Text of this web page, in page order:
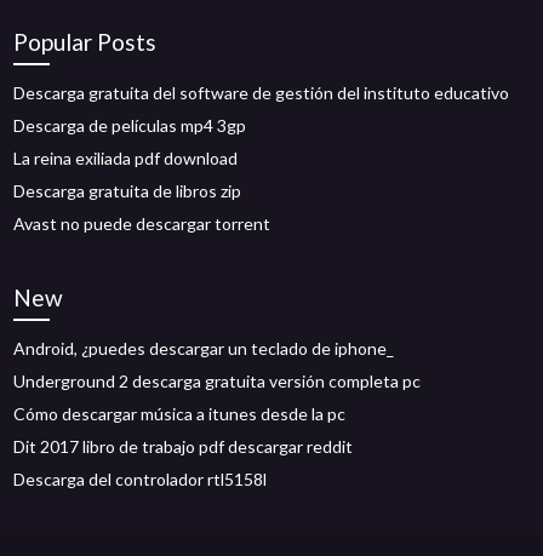
Popular Posts
Descarga gratuita del software de gestión del instituto educativo
Descarga de películas mp4 3gp
La reina exiliada pdf download
Descarga gratuita de libros zip
Avast no puede descargar torrent
New
Android, ¿puedes descargar un teclado de iphone_
Underground 2 descarga gratuita versión completa pc
Cómo descargar música a itunes desde la pc
Dit 2017 libro de trabajo pdf descargar reddit
Descarga del controlador rtl5158l